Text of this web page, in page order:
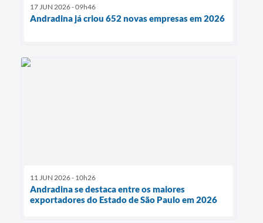
17 JUN 2026 - 09h46
Andradina já criou 652 novas empresas em 2026
11 JUN 2026 - 10h26
Andradina se destaca entre os maiores
exportadores do Estado de São Paulo em 2026